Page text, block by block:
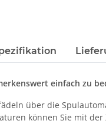
einfach zu
über die
können Sie mit der